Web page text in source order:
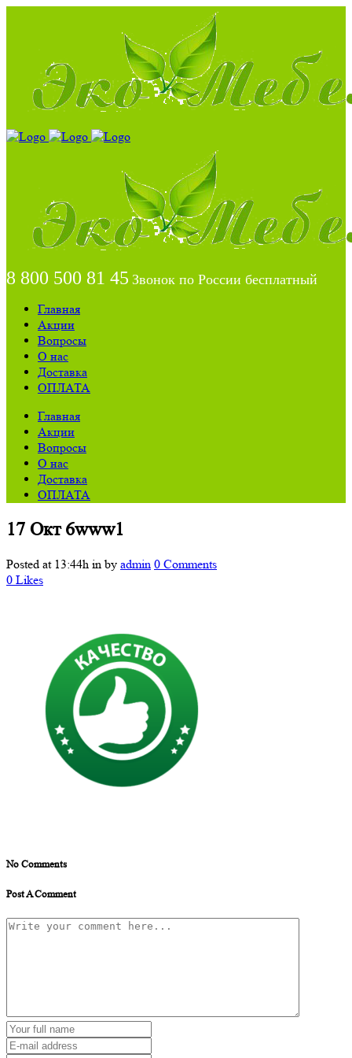
8 800 500 81 45 Звонок по России бесплатный
Главная
Акции
Вопросы
О нас
Доставка
ОПЛАТА
Главная
Акции
Вопросы
О нас
Доставка
ОПЛАТА
17 Окт6www1
Posted at 13:44h in by admin 0 Comments
0 Likes
No Comments
Post A Comment